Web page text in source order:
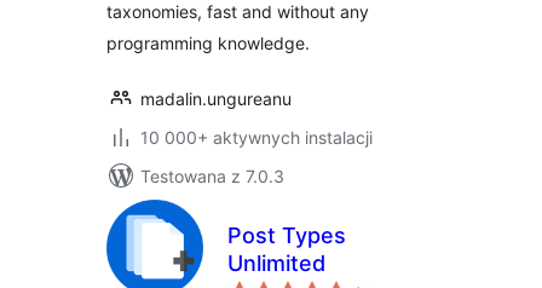
taxonomies, fast and without any
programming knowledge.
madalin.ungureanu
10 000+ aktywnych instalacji
Testowana z 7.0.3
Post Types
Unlimited